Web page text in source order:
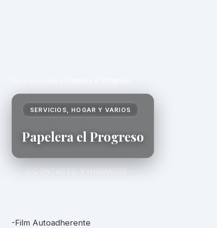
SERVICIOS, HOGAR Y VARIOS
Papelera el Progreso
CONTACTO Y HORARIOS
-Film Autoadherente